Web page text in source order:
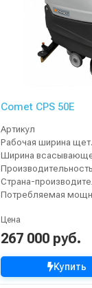
Comet CPS 50E
Артикул
Страна-
Цена
267 000 руб.
Купить